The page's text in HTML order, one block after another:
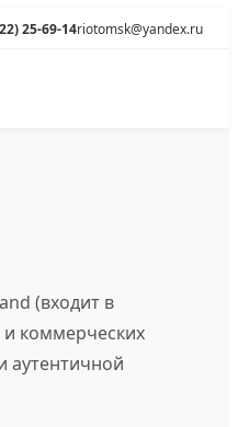
25-69-14riotomsk@yandex.ru
(входит в
коммерческих
аутентичной